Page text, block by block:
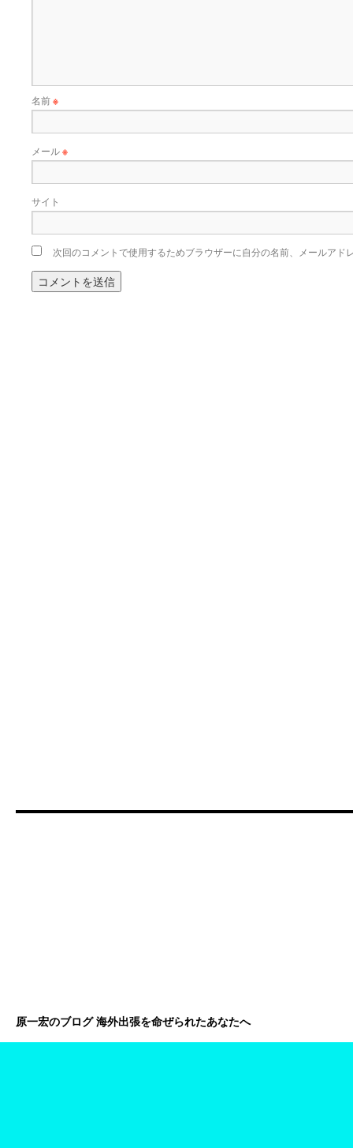
名前※
メール※
サイト
次回のコメントで使用するためブラウザーに自分の名前、メールアド
原一宏のブログ 海外出張を命ぜられたあなたへ